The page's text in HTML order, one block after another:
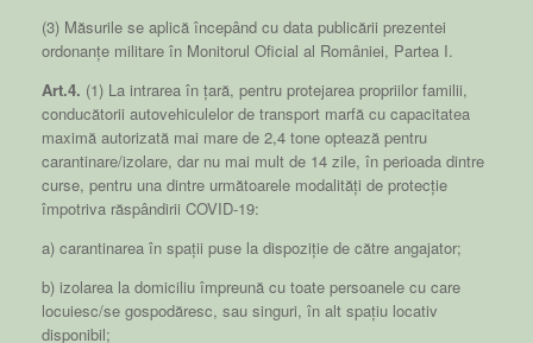
(3) Măsurile se aplică începând cu data publicării prezentei
ordonanțe militare în Monitorul Oficial al României, Partea I.
Art.4. (1) La intrarea în țară, pentru protejarea propriilor familii,
conducătorii autovehiculelor de transport marfă cu capacitatea
maximă autorizată mai mare de 2,4 tone optează pentru
carantinare/izolare, dar nu mai mult de 14 zile, în perioada dintre
curse, pentru una dintre următoarele modalități de protecție
împotriva răspândirii COVID-19:
a) carantinarea în spații puse la dispoziție de către angajator;
b) izolarea la domiciliu împreună cu toate persoanele cu care
locuiesc/se gospodăresc, sau singuri, în alt spațiu locativ
disponibil;